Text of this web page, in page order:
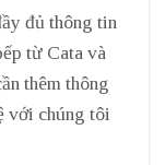
đủ thông tin
từ Cata và
thêm thông
với chúng tôi